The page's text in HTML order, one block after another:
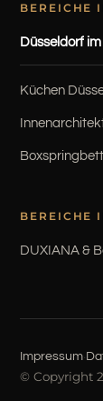
BEREICHE
Düsseldorf
Küchen
BEREICHE
DUXIANA &
Impressum·
© Copyright